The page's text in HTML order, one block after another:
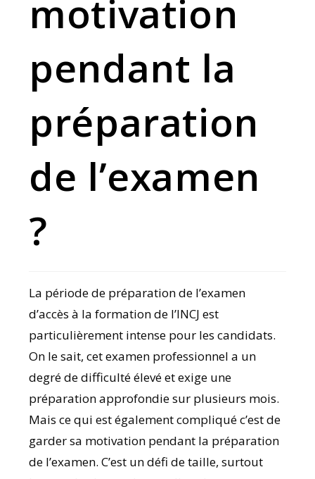
motivation
pendant la
préparation
de l’examen
?
La période de préparation de l’examen
d’accès à la formation de l’INCJ est
particulièrement intense pour les candidats.
On le sait, cet examen professionnel a un
degré de difficulté élevé et exige une
préparation approfondie sur plusieurs mois.
Mais ce qui est également compliqué c’est de
garder sa motivation pendant la préparation
de l’examen. C’est un défi de taille, surtout